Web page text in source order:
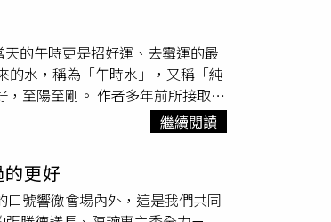
是醫院、殯儀館、火葬場等，感
點一碗「午時水」加菖蒲、艾草
。），用攝氏40度左右的熱水來
段，第一集來賓是《陽光女子合
》主持棒。（圖／本刊攝影組）
的午時更是招好運、去霉運的最
的水，稱為「午時水」，又稱「純
至陽至剛。 作者多年前所接取的
苔。命理老師或法師畫符咒
節「午時水」招財改運法：1.發財
，將此「發財水」及硬幣用寶特
2.驅除「瘟神」：「五黃星」又
位動工、裝修，輕則災病，重者
繼續閱讀
更好
號響徹會場內外，這是我們共同